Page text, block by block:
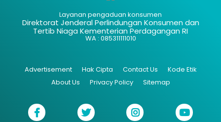
Layanan pengaduan konsumen
Direktorat Jenderal Perlindungan Konsumen dan
Tertib Niaga Kementerian Perdagangan RI
WA : 085311111010
Advertisement Hak Cipta Contact Us
Kode Etik
About Us
Privacy Policy Sitemap